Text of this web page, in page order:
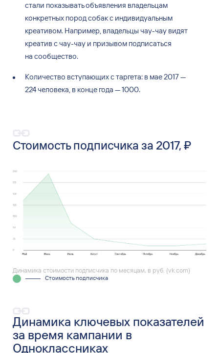
стали показывать объявления владельцам
конкретных пород собак с индивидуальным
креативом. Например, владельцы чау-чау видят
креатив с чау-чау и призывом подписаться
на сообщество.
Количество вступающих старгета: в мае 2017—
224 человека, в конце года — 1000.
Стоимость подписчика за 2017, ₽
Динамика стоимости подписчика по месяцам, в руб. (vk.com)
Стоимость подписчика
Динамика ключевых показателей
за время кампании в
Одноклассниках